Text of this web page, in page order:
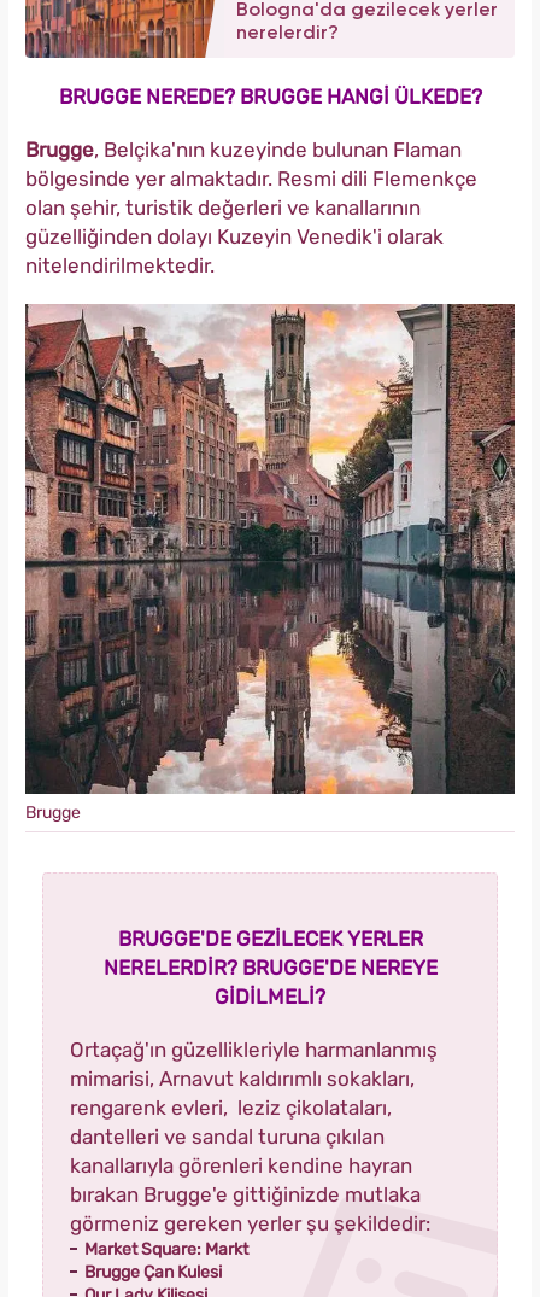
Bologna'da gezilecek yerler
nerelerdir?
BRUGGE NEREDE? BRUGGE HANGİ ÜLKEDE?
Brugge, Belçika'nın kuzeyinde bulunan Flaman
bölgesinde yer almaktadır. Resmi dili Flemenkçe
olan şehir, turistik değerleri ve kanallarının
güzelliğinden dolayı Kuzeyin Venedik'i olarak
nitelendirilmektedir.
Brugge
BRUGGE'DE GEZİLECEK YERLER
NERELERDİR? BRUGGE'DE NEREYE
GİDİLMELİ?
Ortaçağ'ın güzellikleriyle harmanlanmış
mimarisi, Arnavut kaldırımlı sokakları,
rengarenk evleri, leziz çikolataları,
dantelleri ve sandal turuna çıkılan
kanallarıyla görenleri kendine hayran
bırakan Brugge'e gittiğinizde mutlaka
görmeniz gereken yerler şu şekildedir:
Market Square: Markt
Brugge Çan Kulesi